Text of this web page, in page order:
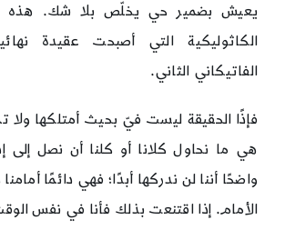
يعيش بضمير حي يخلّص بلا شك. هذه
الكاثوليكية التي أصبحت عقيدة
الفاتيكاني الثاني.
فإذًا الحقيقة ليست فيّ بحيث أمتلكها ولا
هي ما نحاول كلانا أو كلنا أن نصل إلى
واضحًا أننا لن ندركها أبدًا؛ فهي دائمًا
الأمام. إذا اقتنعت بذلك فأنا في نفس